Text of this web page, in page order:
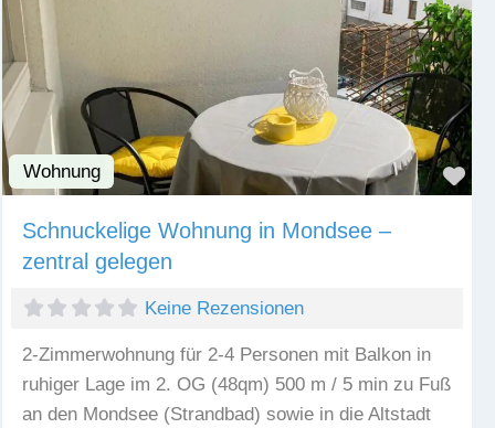
Wohnung
Schnuckelige Wohnung in Mondsee –
zentral gelegen
Keine Rezensionen
2-Zimmerwohnung für 2-4 Personen mit Balkon in
ruhiger Lage im 2. OG (48qm) 500 m / 5 min zu Fuß
an den Mondsee (Strandbad) sowie in die Altstadt